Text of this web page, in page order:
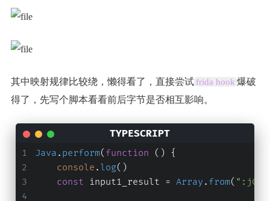
其中映射规律比较绕，懒得看了，直接尝试 frida hook 爆破
得了，先写个脚本看看前后字节是否相互影响。
Java . perform( function ( ) {
console . log()
const input1_result = Array . from(